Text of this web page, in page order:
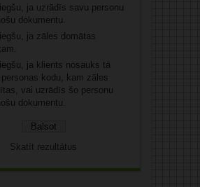
ja uzrādīs savu personu
dokumentu.
ja zāles domātas
ja klients nosauks tā
kodu, kam zāles
vai uzrādīs šo personu
dokumentu.
Skatīt rezultātus